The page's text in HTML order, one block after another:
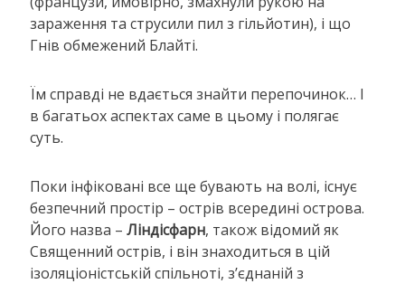
зараження та струсили пил з гільйотин), і що
Гнів обмежений Блайті.
Їм справді не вдається знайти перепочинок… І
в багатьох аспектах саме в цьому і полягає
суть.
Поки інфіковані все ще бувають на волі, існує
безпечний простір – острів всередині острова.
Його назва –Ліндісфарн, також відомий як
Священний острів, і він знаходиться в цій
ізоляціоністській спільноті, з’єднаній з